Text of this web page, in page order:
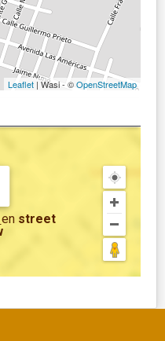
Leaflet | Wasi - ©OpenStreetMap
en street